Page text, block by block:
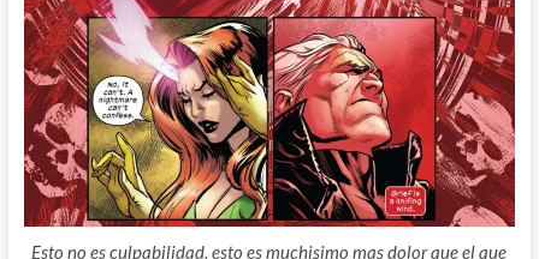
Esto no es culpabilidad, esto es muchisimo mas dolor que el que